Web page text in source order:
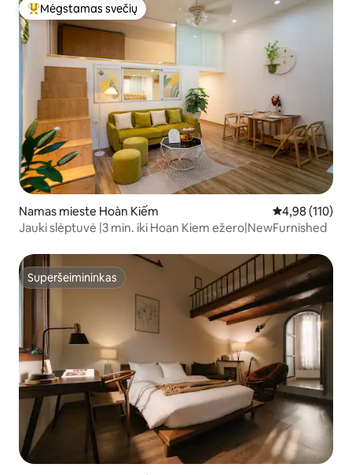
Svečių mėgstamiausias
Mėgstamas svečių
Namas mieste Hoàn Kiếm Vidutinis
4,98 (110)
Jauki slėptuvė |3 min. iki Hoan Kiem ežero|NewFurnished
Superšeimininkas
Superšeimininkas